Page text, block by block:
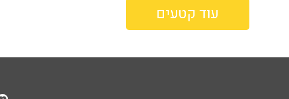
עוד קטעים